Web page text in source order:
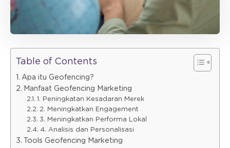
Table of Contents
Apa itu Geofencing?
Manfaat Geofencing Marketing
1. Peningkatan Kesadaran Merek
2. Meningkatkan Engagement
3. Meningkatkan Performa Lokal
4. Analisis dan Personalisasi
Tools Geofencing Marketing